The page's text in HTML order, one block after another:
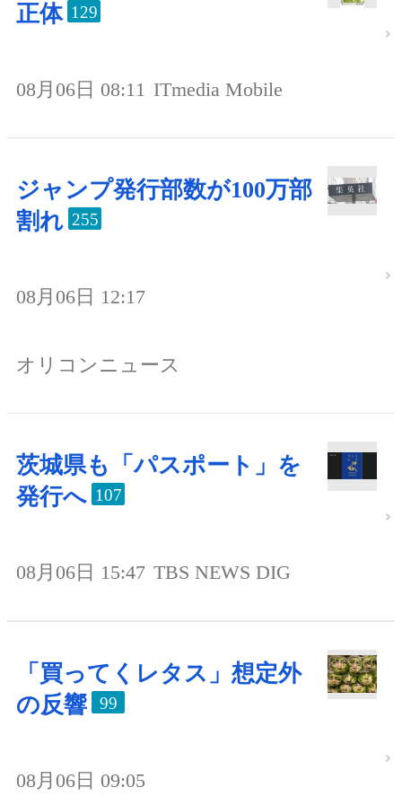
正体 129
08月06日 08:11 ITmedia Mobile
ジャンプ発行部数が100万部
割れ 255
08月06日 12:17
オリコンニュース
茨城県も「パスポート」を
発行へ 107
08月06日 15:47 TBS NEWS DIG
「買ってくレタス」想定外
の反響
99
08月06日 09:05